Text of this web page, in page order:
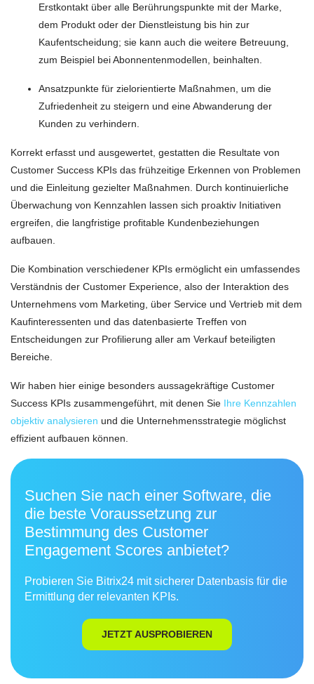
Erstkontakt über alle Berührungspunkte mit der Marke,
dem Produkt oder der Dienstleistung bis hin zur
Kaufentscheidung; sie kann auch die weitere Betreuung,
zum Beispiel bei Abonnentenmodellen, beinhalten.
Ansatzpunkte für zielorientierte Maßnahmen, um die
Zufriedenheit zu steigern und eine Abwanderung der
Kunden zu verhindern.
Korrekt erfasst und ausgewertet, gestatten die Resultate von
Customer Success KPIs das frühzeitige Erkennen von Problemen
und die Einleitung gezielter Maßnahmen. Durch kontinuierliche
Überwachung von Kennzahlen lassen sich proaktiv Initiativen
ergreifen, die langfristige profitable Kundenbeziehungen
aufbauen.
Die Kombination verschiedener KPIs ermöglicht ein umfassendes
Verständnis der Customer Experience, also der Interaktion des
Unternehmens vom Marketing, über Service und Vertrieb mit dem
Kaufinteressenten und das datenbasierte Treffen von
Entscheidungen zur Profilierung aller am Verkauf beteiligten
Bereiche.
Wir haben hier einige besonders aussagekräftige Customer
Success KPIs zusammengeführt, mit denen Sie Ihre Kennzahlen
objektiv analysieren und die Unternehmensstrategie möglichst
effizient aufbauen können.
Suchen Sie nach einer Software, die
die beste Voraussetzung zur
Bestimmung des Customer
Engagement Scores anbietet?
Probieren Sie Bitrix24 mit sicherer Datenbasis für die
Ermittlung der relevanten KPIs.
JETZT AUSPROBIEREN